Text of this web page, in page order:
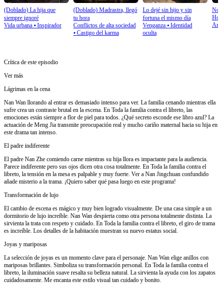
(Doblado) La hija que
siempre ignoré
Vida urbana ⦁ Inspirador
(Doblado) Madrastra, llegó
tu hora
Conflictos de alta sociedad
⦁ Castigo del karma
Lo dejé sin hijo y sin
fortuna el mismo día
Venganza⦁ Identidad
oculta
Crítica de este episodio
Ver más
Lágrimas en la cena
Nan Wan llorando al entrar es demasiado intenso para ver. La familia cenando mientras ella
sufre crea un contraste brutal en la escena. En Toda la familia contra el libreto, las
emociones están siempre a flor de piel para todos. ¿Qué secreto esconde ese libro azul? La
actuación de Meng Jia transmite preocupación real y mucho cariño maternal hacia su hija en
este drama tan intenso.
El padre indiferente
El padre Nan Zhe comiendo carne mientras su hija llora es impactante para la audiencia.
Parece indiferente pero sus ojos dicen otra cosa totalmente. En Toda la familia contra el
libreto, la tensión en la mesa es palpable y muy fuerte. Ver a Nan Jingchuan confundido
añade misterio a la trama. ¡Quiero saber qué pasa luego en este programa!
Transformación de lujo
El cambio de escena es mágico y muy bien logrado visualmente. De una casa simple a un
dormitorio de lujo increíble. Nan Wan despierta como otra persona totalmente distinta. La
sirvienta la trata con respeto y cuidado. En Toda la familia contra el libreto, el giro de trama
es increíble. Los detalles de la habitación muestran su nuevo estatus social.
Joyas y mariposas
La selección de joyas es un momento clave para el personaje. Nan Wan elige anillos con
mariposas brillantes. Simboliza su transformación personal. En Toda la familia contra el
libreto, la iluminación suave resalta su belleza natural. La sirvienta la ayuda con los zapatos
cuidadosamente. Me encanta este estilo visual tan cuidado y bonito.